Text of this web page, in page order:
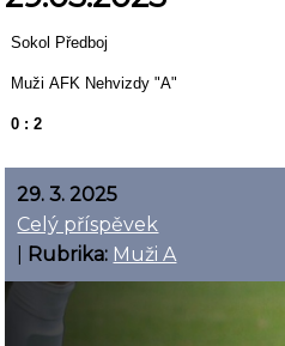
Sokol Předboj
Muži AFK Nehvizdy "A"
0 : 2
29. 3. 2025
Celý příspěvek
Rubrika: Muži A